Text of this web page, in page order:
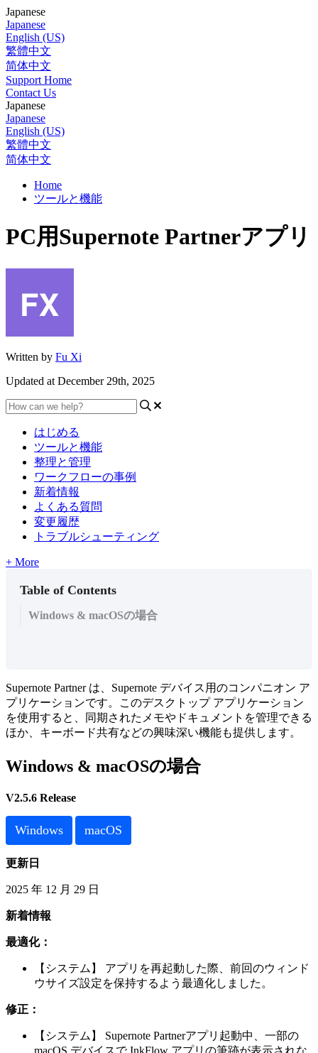
Japanese
Japanese
English (US)
繁體中文
简体中文
Support Home
Contact Us
Japanese
Japanese
English (US)
繁體中文
简体中文
Home
ツールと機能
PC用Supernote Partnerアプリ
Written by Fu Xi
Updated at December 29th, 2025
はじめる
ツールと機能
整理と管理
ワークフローの事例
新着情報
よくある質問
変更履歴
トラブルシューティング
+ More
Table of Contents
Windows & macOSの場合
Supernote Partner は Supernote デバイ ス 用のコ ンパニオン ア
プリ ケーシ ョ ンです。 こ のデス ク ト ップ アプリ ケーシ ョ ン
を使用する と 同期 された メ モや ドキ ュ メ ン ト を管理でき る
ほか キーボー ド共有などの興味深い機能も提供し ま す。
Windows & macOSの場合
V2.5.6 Release
Windows macOS
更新 日
2025 年 12 月 29 日
新着情報
最適化：
【 システ ム 】 アプリ を再起動 した際 前回のウ ィ ン ド
ウサイ ズ設定を保持する よ う 最適化し ま した 。
修正 ：
【 システ ム 】 Supernote Partnerアプリ 起動中 一部の
macOS デバイ スで InkFlow アプリ の筆跡が表示されな